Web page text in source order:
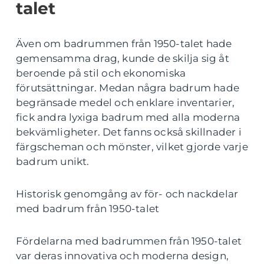
talet
Även om badrummen från 1950-talet hade
gemensamma drag, kunde de skilja sig åt
beroende på stil och ekonomiska
förutsättningar. Medan några badrum hade
begränsade medel och enklare inventarier,
fick andra lyxiga badrum med alla moderna
bekvämligheter. Det fanns också skillnader i
färgscheman och mönster, vilket gjorde varje
badrum unikt.
Historisk genomgång av för- och nackdelar
med badrum från 1950-talet
Fördelarna med badrummen från 1950-talet
var deras innovativa och moderna design,